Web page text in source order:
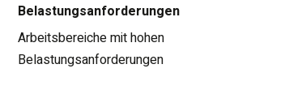
Belastungsanforderungen
Arbeitsbereiche mit hohen
Belastungsanforderungen